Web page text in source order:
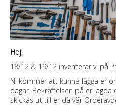
Hej,
18/12 & 19/12 inventerar vi på
Ni kommer att kunna lägga er
dagar. Bekräftelsen på er
skickas ut till er då vår